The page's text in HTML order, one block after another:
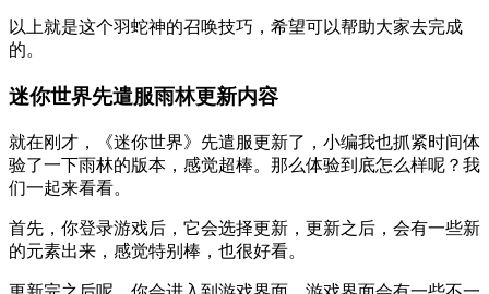
以上就是这个羽蛇神的召唤技巧，希望可以帮助大家去完成
的。
迷你世界先遣服雨林更新内容
就在刚才，《迷你世界》先遣服更新了，小编我也抓紧时间体
验了一下雨林的版本，感觉超棒。那么体验到底怎么样呢？我
们一起来看看。
首先，你登录游戏后，它会选择更新，更新之后，会有一些新
的元素出来，感觉特别棒，也很好看。